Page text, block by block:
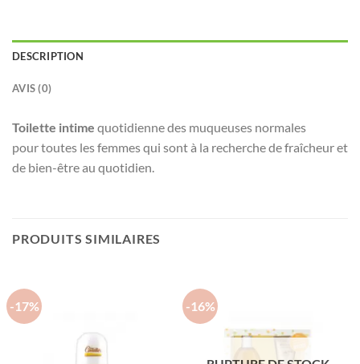
DESCRIPTION
AVIS (0)
Toilette intime quotidienne des muqueuses normales
pour toutes les femmes qui sont à la recherche de fraîcheur et
de bien-être au quotidien.
PRODUITS SIMILAIRES
-17% -16%